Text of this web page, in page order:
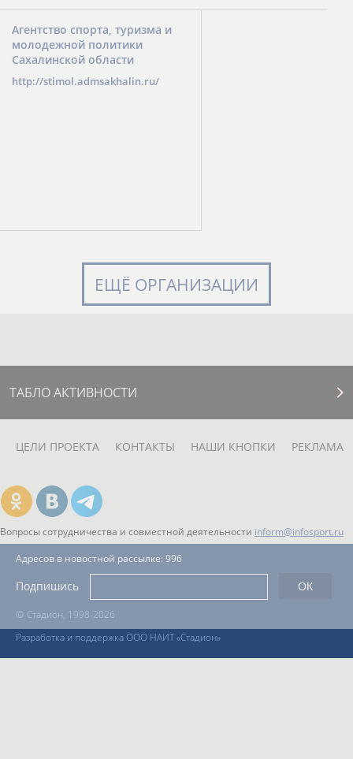
Агентство спорта, туризма и
молодежной политики
Сахалинской области
http://stimol.admsakhalin.ru/
ЕЩЁ ОРГАНИЗАЦИИ
ТАБЛО АКТИВНОСТИ
ЦЕЛИ ПРОЕКТА КОНТАКТЫ НАШИ КНОПКИ РЕКЛАМА
Вопросы сотрудничества и совместной деятельности inform@infosport.ru
© Стадион, 1998-2026
Разработка и поддержка ООО НАИТ «Стадион»
Адресов в новостной рассылке: 996
Подпишись